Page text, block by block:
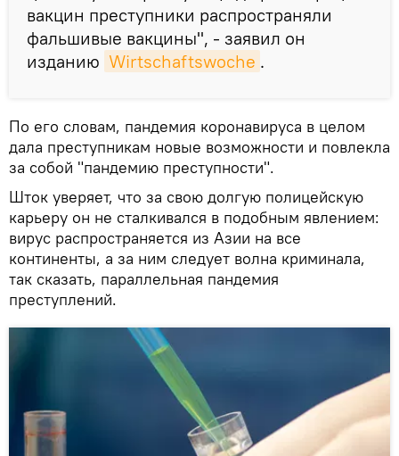
вакцин преступники распространяли
фальшивые вакцины", - заявил он
изданию Wirtschaftswoche .
По его словам, пандемия коронавируса в целом
дала преступникам новые возможности и повлекла
за собой "пандемию преступности".
Шток уверяет, что за свою долгую полицейскую
карьеру он не сталкивался в подобным явлением:
вирус распространяется из Азии на все
континенты, а за ним следует волна криминала,
так сказать, параллельная пандемия
преступлений.